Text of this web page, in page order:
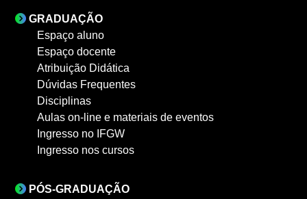
GRADUAÇÃO
Espaço aluno
Espaço docente
Atribuição Didática
Dúvidas Frequentes
Disciplinas
Aulas on-line e materiais de eventos
Ingresso no IFGW
Ingresso nos cursos
PÓS-GRADUAÇÃO